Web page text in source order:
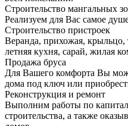
Строительство мангальных
Реализуем для Вас самое
Строительство пристроек
Веранда, прихожая, крыльцо,
летняя кухня, сарай, жилая
Продажа бруса
Для Вашего комфорта Вы
дома под ключ или
Реконструкция и ремонт
Выполним работы по
строительства, а также